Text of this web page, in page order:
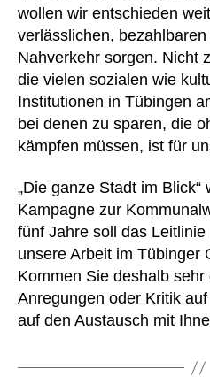
wollen wir entschieden
verlässlichen,
Nahverkehr sorgen. Nicht
die vielen sozialen wie
Institutionen in Tübingen
bei denen zu sparen, die
kämpfen müssen, ist für
„Die ganze Stadt im
Kampagne zur
fünf Jahre soll das
unsere Arbeit im Tübinger
Kommen Sie deshalb
Anregungen oder Kritik
auf den Austausch mit